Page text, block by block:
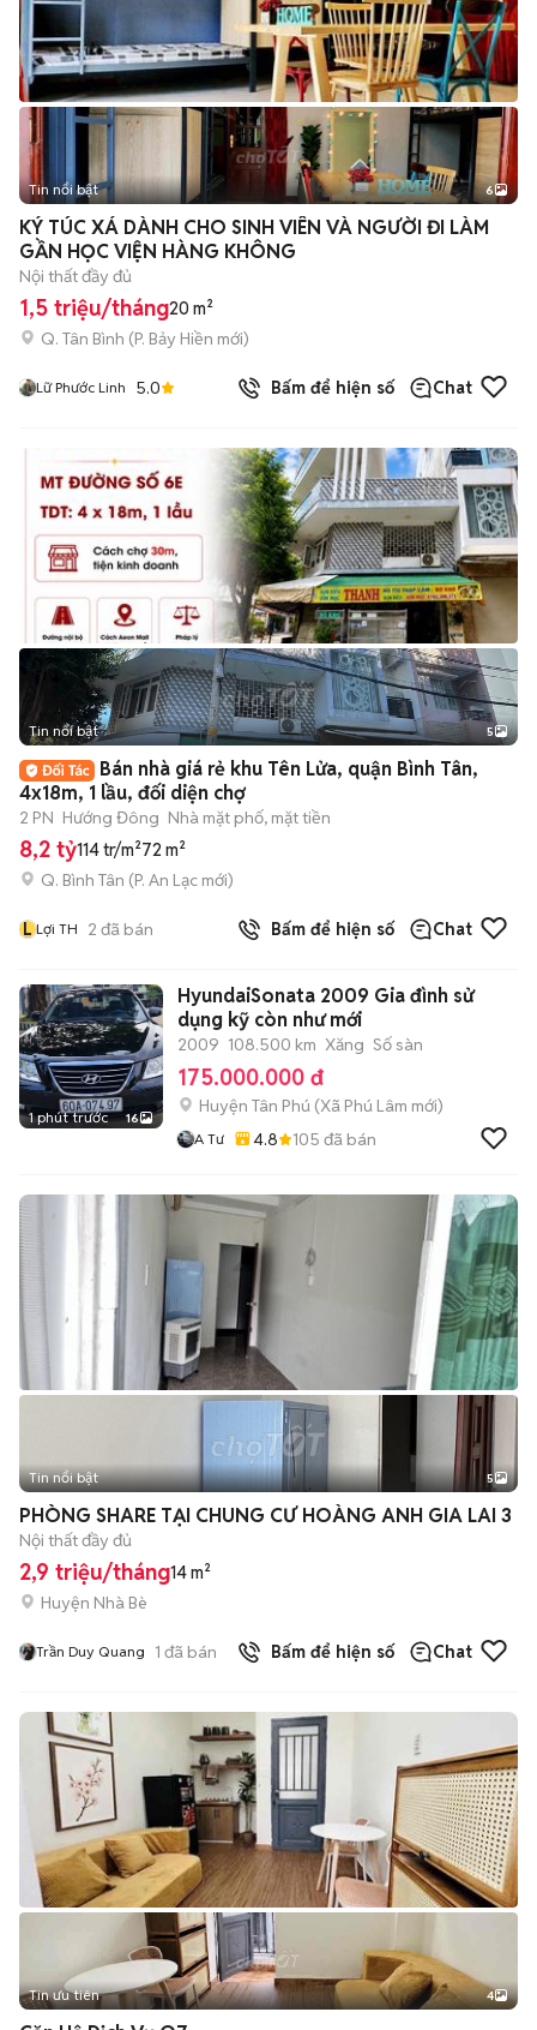
+2
Tin nổi bật 6
KÝ TÚC XÁ DÀNH CHO SINH VIÊN VÀ NGƯỜI ĐI LÀM
GẦN HỌC VIỆN HÀNG KHÔNG
Nội thất đầy đủ
1,5 triệu/tháng20 m²
Q. Tân Bình (P. Bảy Hiền mới)
Lữ Phước Linh 5.0 Bấm để hiện số Chat
Tin nổi bật 5
Bán nhà giá rẻ khu Tên Lửa, quận Bình Tân,
4x18m, 1 lầu, đối diện chợ
2 PN Hướng Đông Nhà mặt phố, mặt tiền
8,2 tỷ114 tr/m²72 m²
Q. Bình Tân (P. An Lạc mới)
L Lợi TH 2 đã bán Bấm để hiện số Chat
1 phút trước 16
HyundaiSonata 2009 Gia đình sử
dụng kỹ còn như mới
2009 108.500 km Xăng Số sàn
175.000.000 đ
Huyện Tân Phú (Xã Phú Lâm mới)
A Tư 4.8 105 đã bán
Tin nổi bật 5
PHÒNG SHARE TẠI CHUNG CƯ HOÀNG ANH GIA LAI 3
Nội thất đầy đủ
2,9 triệu/tháng14 m²
Huyện Nhà Bè
Trần Duy Quang 1 đã bán Bấm để hiện số Chat
Tin ưu tiên 4